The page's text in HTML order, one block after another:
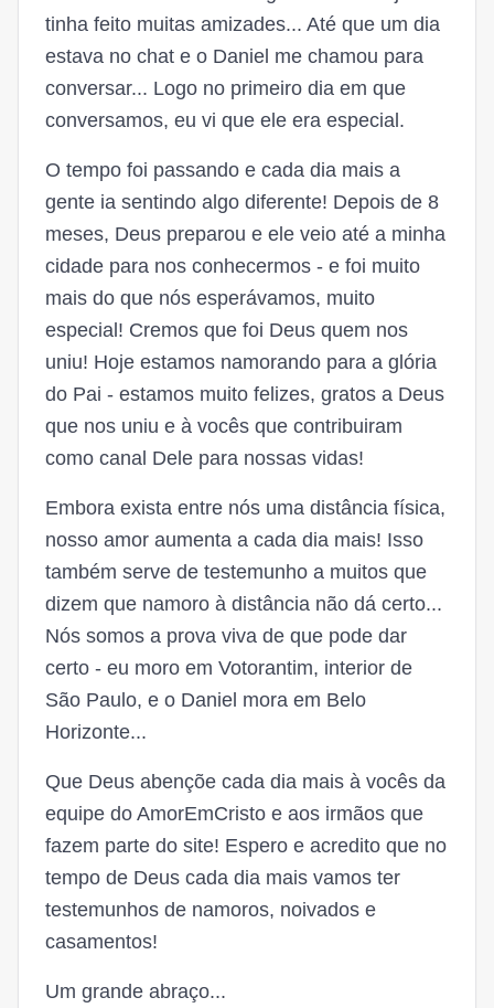
tinha feito muitas amizades... Até que um dia
estava no chat e o Daniel me chamou para
conversar... Logo no primeiro dia em que
conversamos, eu vi que ele era especial.
O tempo foi passando e cada dia mais a
gente ia sentindo algo diferente! Depois de 8
meses, Deus preparou e ele veio até a minha
cidade para nos conhecermos - e foi muito
mais do que nós esperávamos, muito
especial! Cremos que foi Deus quem nos
uniu! Hoje estamos namorando para a glória
do Pai - estamos muito felizes, gratos a Deus
que nos uniu e à vocês que contribuiram
como canal Dele para nossas vidas!
Embora exista entre nós uma distância física,
nosso amor aumenta a cada dia mais! Isso
também serve de testemunho a muitos que
dizem que namoro à distância não dá certo...
Nós somos a prova viva de que pode dar
certo - eu moro em Votorantim, interior de
São Paulo, e o Daniel mora em Belo
Horizonte...
Que Deus abençõe cada dia mais à vocês da
equipe do AmorEmCristo e aos irmãos que
fazem parte do site! Espero e acredito que no
tempo de Deus cada dia mais vamos ter
testemunhos de namoros, noivados e
casamentos!
Um grande abraço...